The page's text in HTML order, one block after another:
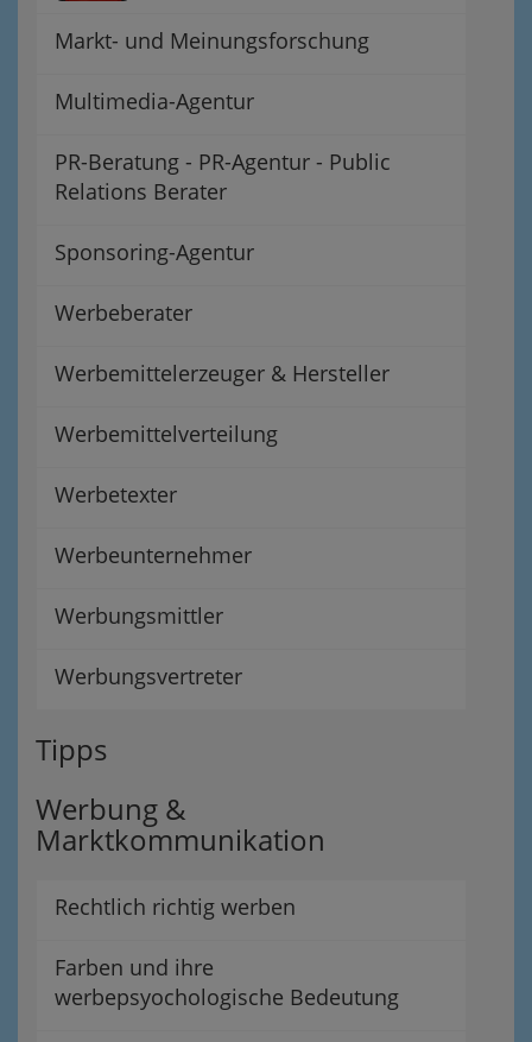
Markt- und Meinungsforschung
Multimedia-Agentur
PR-Beratung - PR-Agentur - Public
Relations Berater
Sponsoring-Agentur
Werbeberater
Werbemittelerzeuger & Hersteller
Werbemittelverteilung
Werbetexter
Werbeunternehmer
Werbungsmittler
Werbungsvertreter
Tipps
Werbung &
Marktkommunikation
Rechtlich richtig werben
Farben und ihre
werbepsyochologische Bedeutung